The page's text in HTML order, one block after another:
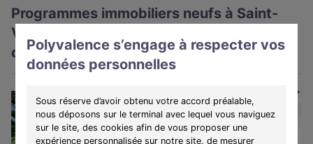
Polyvalence s’engage à respecter vos
données personnelles
Sous réserve d’avoir obtenu votre accord préalable,
nous déposons sur le terminal avec lequel vous naviguez
sur le site, des cookies afin de vous proposer une
expérience personnalisée sur notre site, de mesurer
Programmes immobiliers neufs à Saint-
Vincent-de-Paul – 1 programme(s)
disponible(s)